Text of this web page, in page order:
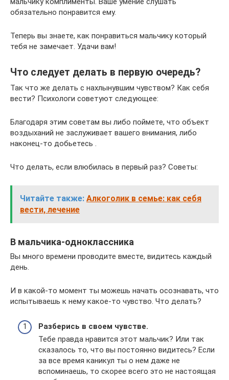
обязательно понравится ему.
Теперь вы знаете, как понравиться мальчику который
тебя не замечает. Удачи вам!
Что следует делать в первую очередь?
Так что же делать с нахлынувшим чувством? Как себя
вести? Психологи советуют следующее:
Благодаря этим советам вы либо поймете, что объект
воздыханий не заслуживает вашего внимания, либо
наконец-то добьетесь .
Что делать, если влюбилась в первый раз? Советы:
Читайте также: Алкоголик в семье: как себя
вести, лечение
В мальчика-одноклассника
Вы много времени проводите вместе, видитесь каждый
день.
И в какой-то момент ты можешь начать осознавать, что
испытываешь к нему какое-то чувство. Что делать?
Разберись в своем чувстве.
Тебе правда нравится этот мальчик? Или так
сказалось то, что вы постоянно видитесь? Если
за все время каникул ты о нем даже не
вспоминаешь, то скорее всего это не настоящая